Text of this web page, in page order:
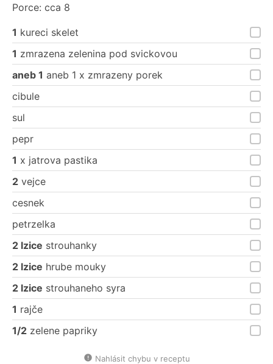
Porce: cca 8
1 kureci skelet
1 zmrazena zelenina pod svickovou
aneb 1 aneb 1 x zmrazeny porek
cibule
sul
pepr
1 x jatrova pastika
2 vejce
cesnek
petrzelka
2 lzice strouhanky
2 lzice hrube mouky
2 lzice strouhaneho syra
1 rajče
1/2 zelene papriky
Nahlásit chybu v receptu